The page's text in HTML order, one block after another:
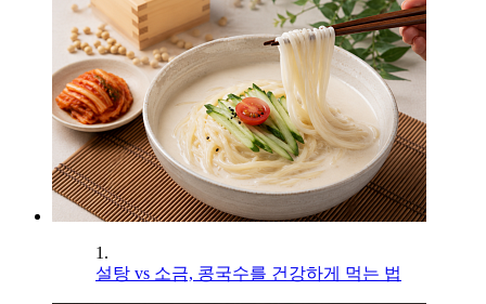
1.
설탕 vs 소금, 콩국수를 건강하게 먹는 법